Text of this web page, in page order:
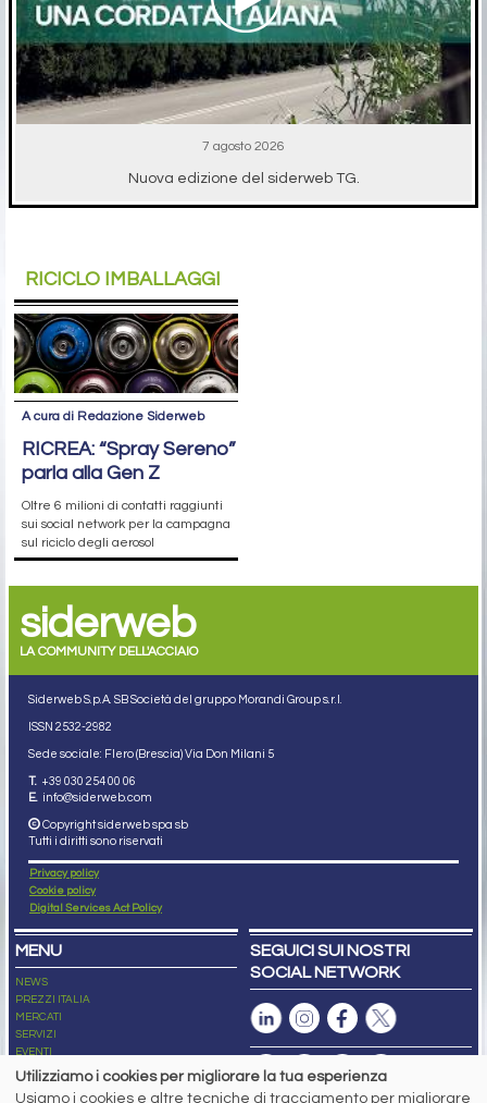
7 agosto 2026
Nuova edizione del siderweb TG.
RICICLO IMBALLAGGI
A cura di Redazione Siderweb
RICREA: “Spray Sereno”
parla alla Gen Z
Oltre 6 milioni di contatti raggiunti
sui social network per la campagna
sul riciclo degli aerosol
siderweb
LA COMMUNITY DELL'ACCIAIO
Siderweb S.p.A. SB Società del gruppo Morandi Group s.r.l.
ISSN 2532-2982
Sede sociale: Flero (Brescia) Via Don Milani 5
T. +39 030 254 00 06
E. info@siderweb.com
Copyright siderweb spa sb
Tutti i diritti sono riservati
Privacy policy
Cookie policy
Digital Services Act Policy
MENU
NEWS
PREZZI ITALIA
MERCATI
SERVIZI
EVENTI
ABBONAMENTI
SEGUICI SUI NOSTRI
SOCIAL NETWORK
Utilizziamo i cookies per migliorare la tua esperienza
Usiamo i cookies e altre tecniche di tracciamento per migliorare